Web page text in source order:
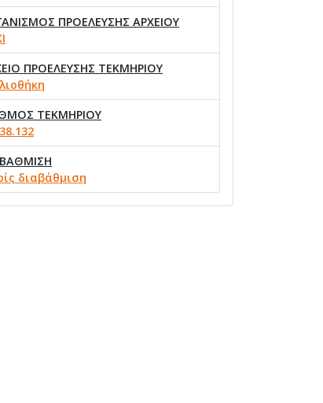
ΠΡΟΕΛΕΥΣΗΣ ΑΡΧΕΙΟΥ
ΠΡΟΕΛΕΥΣΗΣ ΤΕΚΜΗΡΙΟΥ
ΤΕΚΜΗΡΙΟΥ
διαβάθμιση